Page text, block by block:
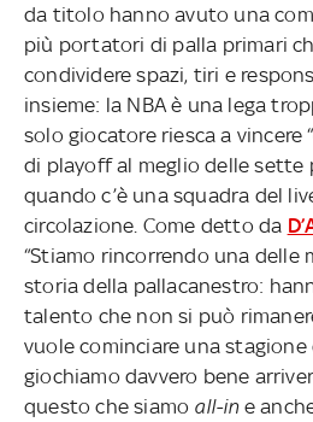
da titolo hanno avuto una
più portatori di palla primari
condividere spazi, tiri e
insieme: la NBA è una lega
solo giocatore riesca a vincere
di playoff al meglio delle
quando c’è una squadra del
circolazione. Come detto da
“Stiamo rincorrendo una delle
storia della pallacanestro:
talento che non si può
vuole cominciare una stagione
giochiamo davvero bene
questo che siamo all-ine